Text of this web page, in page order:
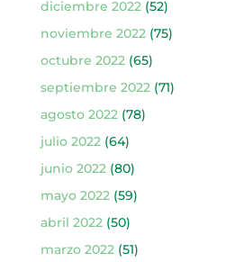
diciembre 2022(52)
noviembre 2022(75)
octubre 2022(65)
septiembre 2022(71)
agosto 2022(78)
julio 2022(64)
junio 2022(80)
mayo 2022(59)
abril 2022(50)
marzo 2022(51)